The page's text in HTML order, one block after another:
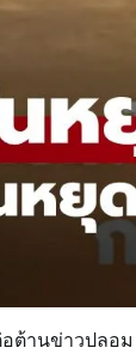
ต้านข่าวปลอ